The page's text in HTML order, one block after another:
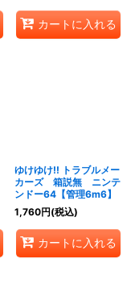
カートに入れる
ゆけゆけ!! トラブルメー
カーズ 箱説無 ニンテ
ンドー64【管理6m6】
1,760円(税込)
カートに入れる